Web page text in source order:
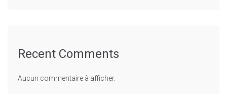
Recent Comments
Aucun commentaire à afficher.